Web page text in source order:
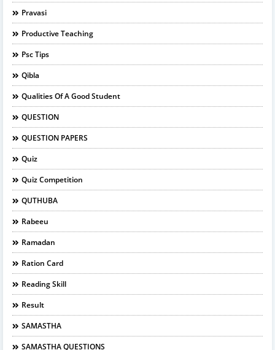
Pravasi
Productive Teaching
Psc Tips
Qibla
Qualities Of A Good Student
QUESTION
QUESTION PAPERS
Quiz
Quiz Competition
QUTHUBA
Rabeeu
Ramadan
Ration Card
Reading Skill
Result
SAMASTHA
SAMASTHA QUESTIONS